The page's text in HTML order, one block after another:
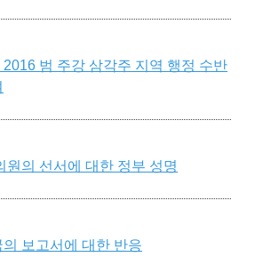
범 주강 삼각주 지역 행정 수반
원의 선서에 대한 정부 성명
보고서에 대한 반응